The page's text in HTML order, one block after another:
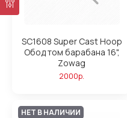
SC1608 Super Cast Hoop
Обод том барабана 16",
Zowag
2000р.
НЕТ В НАЛИЧИИ